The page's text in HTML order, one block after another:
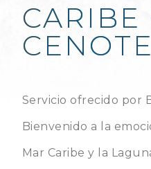
CARIBE
CENOTE
Servicio ofrecido por
Bienvenido a la
Mar Caribe y la